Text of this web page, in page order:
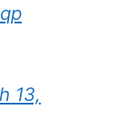
13,